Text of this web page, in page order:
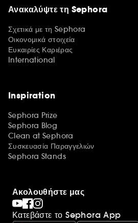
Ανακαλύψτε τη Sephora
Σχετικά με τη Sephora
Οικονομικά στοιχεία
Ευκαιρίες Καριέρας
International
Inspiration
Sephora Prize
Sephora Blog
Clean at Sephora
Συσκευασία Παραγγελιών
Sephora Stands
Ακολουθήστε μας
Κατεβάστε το Sephora App